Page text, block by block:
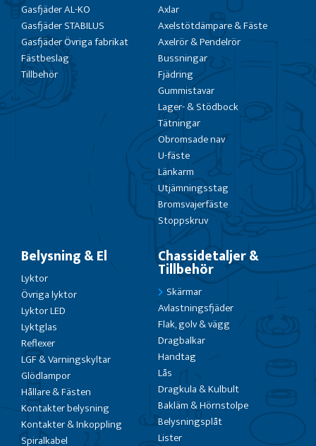
Gasfjäder AL-KO
Gasfjäder STABILUS
Gasfjäder Övriga fabrikat
Fästbeslag
Tillbehör
Axlar
Axelstötdämpare & Fäste
Axelrör & Pendelrör
Bussningar
Fjädring
Gummistavar
Lager- & Stödbock
Tätningar
Obromsade nav
U-fäste
Länkarm
Utjämningsstag
Bromsvajerfäste
Stoppskruv
Belysning & El
Lyktor
Övriga lyktor
Lyktor LED
Lyktglas
Reflexer
LGF & Varningskyltar
Glödlampor
Hållare & Fästen
Kontakter belysning
Kontakter & Inkoppling
Spiralkabel
Chassidetaljer &
Tillbehör
Skärmar
Avlastningsfjäder
Flak, golv & vägg
Dragbalkar
Handtag
Lås
Dragkula & Kulbult
Bakläm & Hörnstolpe
Belysningsplåt
Lister